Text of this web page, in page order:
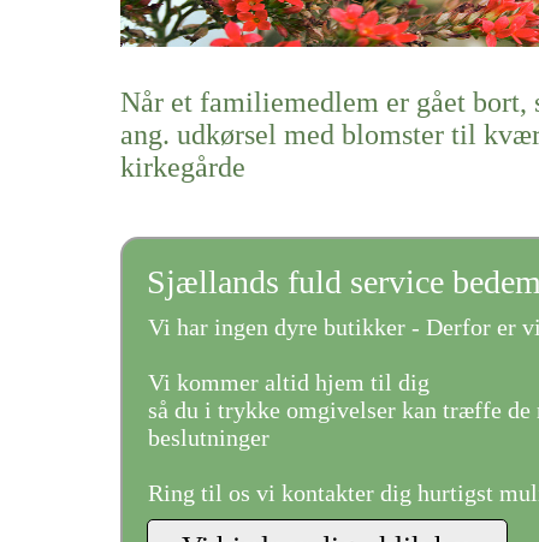
Når et familiemedlem er gået bort,
ang. udkørsel med blomster til
kirkegårde
Sjællands fuld service
Vi har ingen dyre butikker - Derfor er
Vi kommer altid hjem til dig
så du i trykke omgivelser kan træffe de
beslutninger
Ring til os vi kontakter dig hurtigst